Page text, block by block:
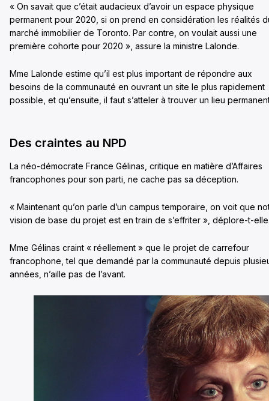
« On savait que c’était audacieux d’avoir un espace physique
permanent pour 2020, si on prend en considération les réalités
marché immobilier de Toronto. Par contre, on voulait aussi une
première cohorte pour 2020 », assure la ministre Lalonde.
Mme Lalonde estime qu’il est plus important de répondre aux
besoins de la communauté en ouvrant un site le plus rapidement
possible, et qu’ensuite, il faut s’atteler à trouver un lieu
Des craintes au NPD
La néo-démocrate France Gélinas, critique en matière d’Affaires
francophones pour son parti, ne cache pas sa déception.
« Maintenant qu’on parle d’un campus temporaire, on voit que
vision de base du projet est en train de s’effriter », déplore-t-
Mme Gélinas craint « réellement » que le projet de carrefour
francophone, tel que demandé par la communauté depuis
années, n’aille pas de l’avant.